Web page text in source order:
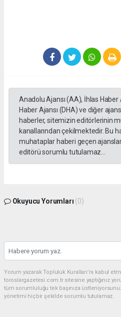
Anadolu Ajansı (AA), İhlas Haber
Haber Ajansı (DHA) ve diğer
haberler, sitemizin editörlerinin
kanallarından çekilmektedir. Bu
muhataplar haberi geçen
editörü sorumlu tutulamaz...
Okuyucu Yorumları (0)
Yorum yazarak Topluluk Kuralları’nı kabul
toroslargazetesi.com.tr sitesine yaptığınız
tüm sorumluluğu tek başınıza
yönetimi hiçbir şekilde sorumlu tutulamaz.